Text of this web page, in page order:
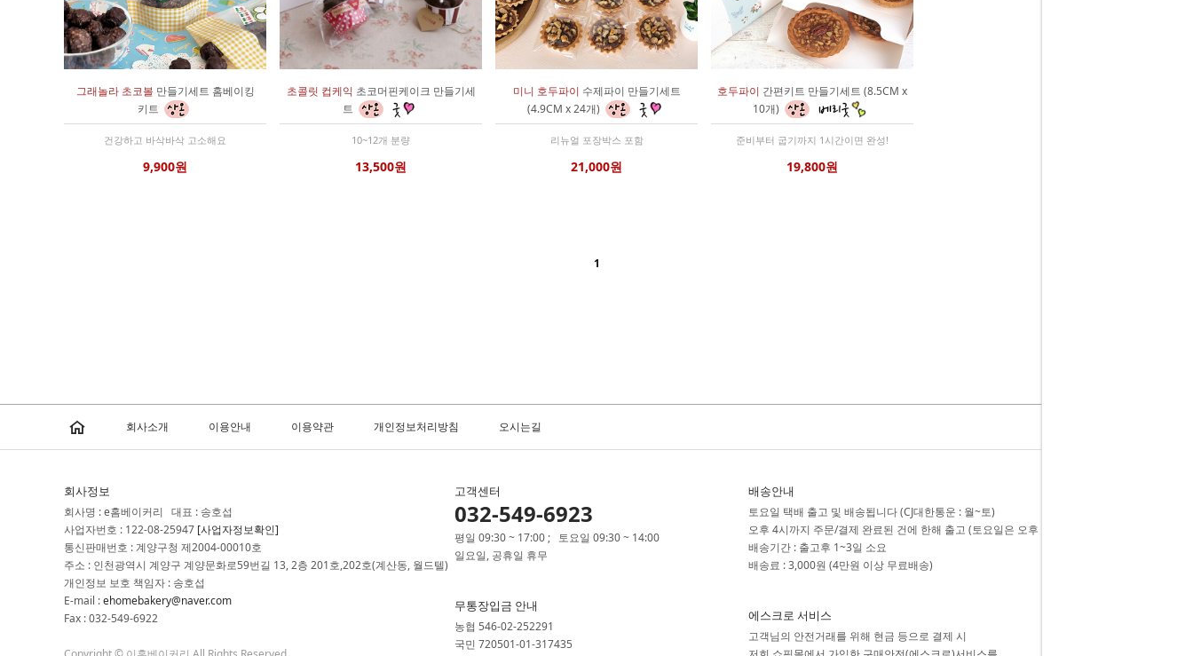
그래놀라 초코볼 만들기세트 홈베이킹
키트
건강하고 바삭바삭 고소해요
9,900원
초콜릿 컵케익 초코머핀케이크 만들기세
트
10~12개 분량
13,500원
미니 호두파이 수제파이 만들기세트
(4.9CM x 24개)
리뉴얼 포장박스 포함
21,000원
호두파이 간편키트 만들기세트 (8.5CM x
10개)
준비부터 굽기까지 1시간이면 완성!
19,800원
1
회사소개 이용안내 이용약관 개인정보처리방침 오시는길
회사정보
회사명 : e홈베이커리 대표 : 송호섭
사업자번호 : 122-08-25947 [사업자정보확인]
통신판매번호 : 계양구청 제2004-00010호
주소 : 인천광역시 계양구 계양문화로59번길 13, 2층 201호,202호(계산동, 월드텔)
개인정보 보호 책임자 : 송호섭
E-mail :ehomebakery@naver.com
Fax : 032-549-6922
고객센터
032-549-6923
평일 09:30 ~ 17:00 ; 토요일 09:30 ~ 14:00
일요일, 공휴일 휴무
무통장입금 안내
농협 546-02-252291
국민 720501-01-317435
배송안내
토요일 택배 출고 및 배송됩니다 (CJ대한통운 : 월~토)
오후 4시까지 주문/결제 완료된 건에 한해 출고 (토요일은 오후 1시 마감)
배송기간 : 출고후 1~3일 소요
배송료 : 3,000원 (4만원 이상 무료배송)
에스크로 서비스
고객님의 안전거래를 위해 현금 등으로 결제 시